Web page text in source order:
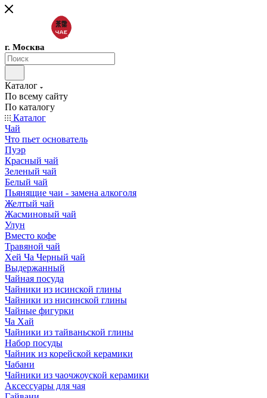
г. Москва
Каталог
По всему сайту
По каталогу
Каталог
Чай
Что пьет основатель
Пуэр
Красный чай
Зеленый чай
Белый чай
Пьянящие чаи - замена алкоголя
Желтый чай
Жасминовый чай
Улун
Вместо кофе
Травяной чай
Хей Ча Черный чай
Выдержанный
Чайная посуда
Чайники из исинской глины
Чайники из нисинской глины
Чайные фигурки
Ча Хай
Чайники из тайваньской глины
Набор посуды
Чайник из корейской керамики
Чабани
Чайники из чаочжоуской керамики
Аксессуары для чая